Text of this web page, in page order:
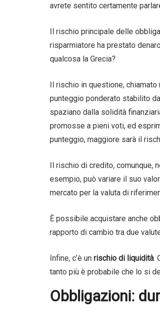
avrete sentito certamente
Il rischio principale delle
risparmiatore ha prestato
qualcosa la Grecia?
Il rischio in questione, chiamato
punteggio ponderato stabilito
spaziano dalla solidità
promosse a pieni voti, ed
punteggio, maggiore sarà il
Il rischio di credito, comunque,
esempio, può variare il suo
mercato per la valuta di
È possibile acquistare anche
rapporto di cambio tra due
Infine, c’è un rischio di liquidità.
tanto più è probabile che lo si
Obbligazioni: